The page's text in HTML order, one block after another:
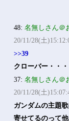
48:名無しさん＠
20/11/28(土
>>39
クローバー・・・
37:名無しさん＠
20/11/28(土
ガンダムの主題
寄せてるのって